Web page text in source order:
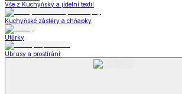
Vše z Kuchyňský a jídelní textil
Kuchyňské zástěry a chňapky
Utěrky
Ubrusy a prostírání